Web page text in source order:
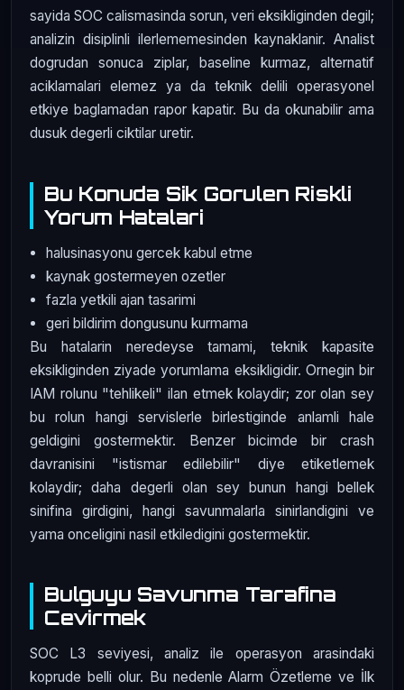
sayida SOC calismasinda sorun, veri eksikliginden degil;
analizin disiplinli ilerlememesinden kaynaklanir. Analist
dogrudan sonuca ziplar, baseline kurmaz, alternatif
aciklamalari elemez ya da teknik delili operasyonel
etkiye baglamadan rapor kapatir. Bu da okunabilir ama
dusuk degerli ciktilar uretir.
Bu Konuda Sik Gorulen Riskli
Yorum Hatalari
halusinasyonu gercek kabul etme
kaynak gostermeyen ozetler
fazla yetkili ajan tasarimi
geri bildirim dongusunu kurmama
Bu hatalarin neredeyse tamami, teknik kapasite
eksikliginden ziyade yorumlama eksikligidir. Ornegin bir
IAM rolunu "tehlikeli" ilan etmek kolaydir; zor olan sey
bu rolun hangi servislerle birlestiginde anlamli hale
geldigini gostermektir. Benzer bicimde bir crash
davranisini "istismar edilebilir" diye etiketlemek
kolaydir; daha degerli olan sey bunun hangi bellek
sinifina girdigini, hangi savunmalarla sinirlandigini ve
yama onceligini nasil etkiledigini gostermektir.
Bulguyu Savunma Tarafina
Cevirmek
SOC L3 seviyesi, analiz ile operasyon arasindaki
koprude belli olur. Bu nedenle Alarm Özetleme ve İlk